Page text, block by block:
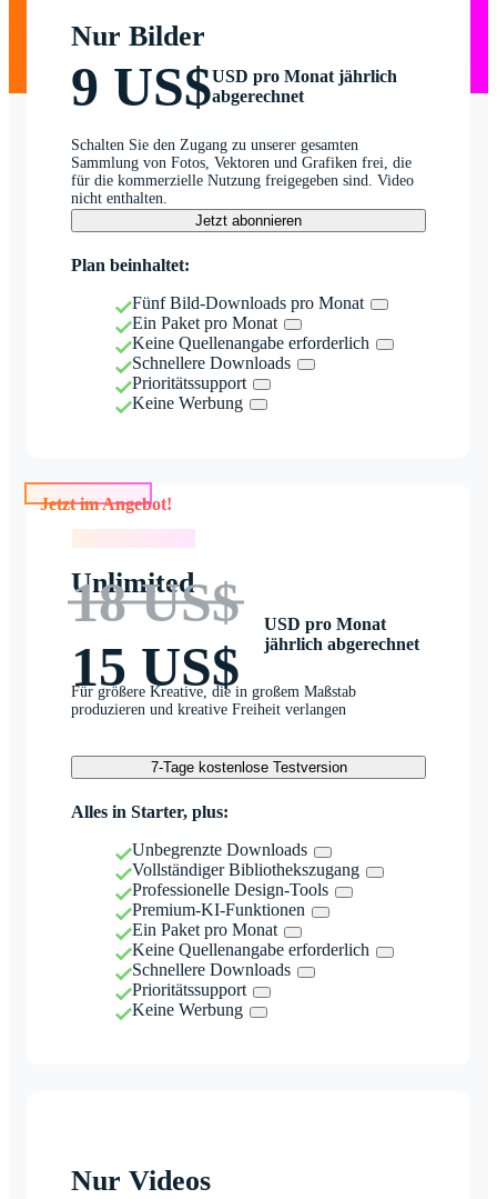
Nur Bilder
9 US$USD pro Monat jährlich
abgerechnet
Schalten Sie den Zugang zu unserer gesamten
Sammlung von Fotos, Vektoren und Grafiken frei, die
für die kommerzielle Nutzung freigegeben sind. Video
nicht enthalten.
Jetzt abonnieren
Plan beinhaltet:
Fünf Bild-Downloads pro Monat
Ein Paket pro Monat
Keine Quellenangabe erforderlich
Schnellere Downloads
Prioritätssupport
Keine Werbung
Jetzt im Angebot!
Unlimited
18 US$
15 US$
USD pro Monat
jährlich abgerechnet
Für größere Kreative, die in großem Maßstab
produzieren und kreative Freiheit verlangen
7-Tage kostenlose Testversion
Alles in Starter, plus:
Unbegrenzte Downloads
Vollständiger Bibliothekszugang
Professionelle Design-Tools
Premium-KI-Funktionen
Ein Paket pro Monat
Keine Quellenangabe erforderlich
Schnellere Downloads
Prioritätssupport
Keine Werbung
Nur Videos